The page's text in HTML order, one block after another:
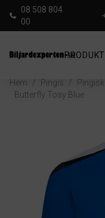
08 508 804
00
Hem / Pingis /
Butterfly Tosy Blue